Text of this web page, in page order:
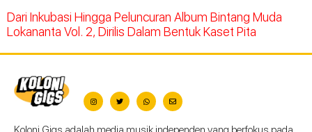
Dari Inkubasi Hingga Peluncuran Album Bintang Muda
Lokananta Vol. 2, Dirilis Dalam Bentuk Kaset Pita